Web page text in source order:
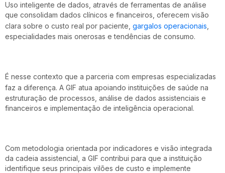
Uso inteligente de dados, através de ferramentas de análise
que consolidam dados clínicos e financeiros, oferecem visão
clara sobre o custo real por paciente, gargalos operacionais
especialidades mais onerosas e tendências de consumo.
É nesse contexto que a parceria com empresas especializadas
faz a diferença. A GIF atua apoiando instituições de saúde na
estruturação de processos, análise de dados assistenciais e
financeiros e implementação de inteligência operacional.
Com metodologia orientada por indicadores e visão integrada
da cadeia assistencial, a GIF contribui para que a instituição
identifique seus principais vilões de custo e implemente